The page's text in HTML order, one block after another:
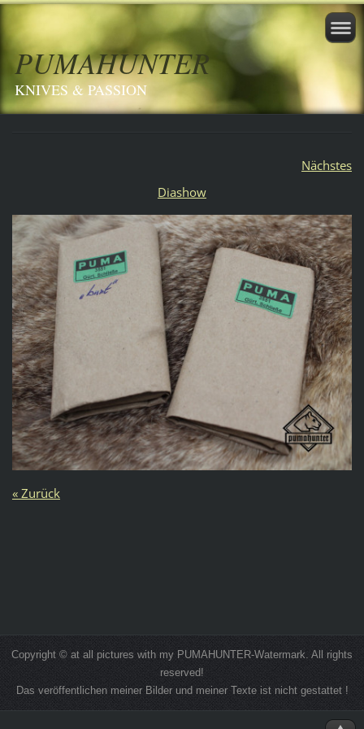
PUMAHUNTER
KNIVES & PASSION
Nächstes
Diashow
« Zurück
Copyright © at all pictures with my PUMAHUNTER-Watermark. All rights
reserved!
Das veröffentlichen meiner Bilder und meiner Texte ist nicht gestattet !